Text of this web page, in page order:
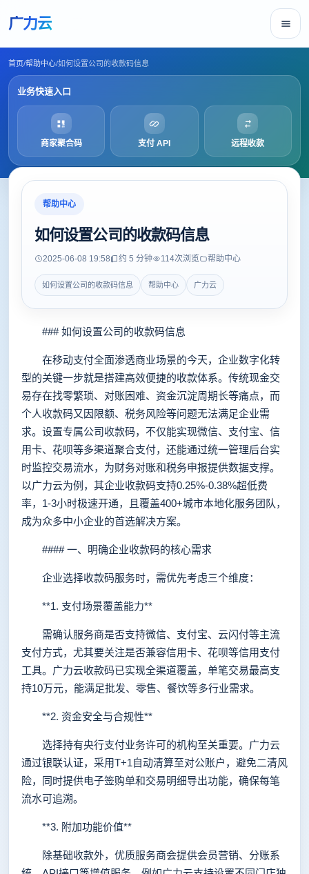
广力云
首页/帮助中心/如何设置公司的收款码信息
业务快速入口
商家聚合码 支付 API 远程收款
帮助中心
如何设置公司的收款码信息
2025-06-08 19:58 约 5 分钟 114次浏览 帮助中心
如何设置公司的收款码信息 帮助中心 广力云
### 如何设置公司的收款码信息
在移动支付全面渗透商业场景的今天，企业数字化转
型的关键一步就是搭建高效便捷的收款体系。传统现金交
易存在找零繁琐、对账困难、资金沉淀周期长等痛点，而
个人收款码又因限额、税务风险等问题无法满足企业需
求。设置专属公司收款码，不仅能实现微信、支付宝、信
用卡、花呗等多渠道聚合支付，还能通过统一管理后台实
时监控交易流水，为财务对账和税务申报提供数据支撑。
以广力云为例，其企业收款码支持0.25%-0.38%超低费
率，1-3小时极速开通，且覆盖400+城市本地化服务团队，
成为众多中小企业的首选解决方案。
#### 一、明确企业收款码的核心需求
企业选择收款码服务时，需优先考虑三个维度：
**1. 支付场景覆盖能力**
需确认服务商是否支持微信、支付宝、云闪付等主流
支付方式，尤其要关注是否兼容信用卡、花呗等信用支付
工具。广力云收款码已实现全渠道覆盖，单笔交易最高支
持10万元，能满足批发、零售、餐饮等多行业需求。
**2. 资金安全与合规性**
选择持有央行支付业务许可的机构至关重要。广力云
通过银联认证，采用T+1自动清算至对公账户，避免二清风
险，同时提供电子签购单和交易明细导出功能，确保每笔
流水可追溯。
**3. 附加功能价值**
除基础收款外，优质服务商会提供会员营销、分账系